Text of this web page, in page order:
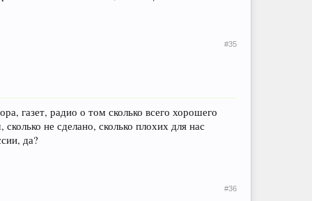
#35
газет, радио о том сколько всего хорошего
не сделано, сколько плохих для нас
да?
#36